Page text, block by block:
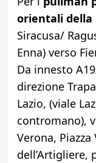
orientali della
Siracusa/
Enna) verso
Da innesto
direzione
Lazio, (viale
contromano),
Verona,
dell’Artigliere,